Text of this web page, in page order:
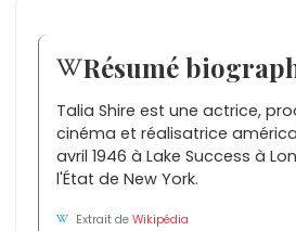
Résumé
Talia Shire est une actrice,
cinéma et réalisatrice
avril 1946 à Lake Success à
l'État de New York.
Extrait deWikipédia